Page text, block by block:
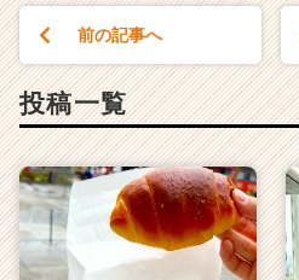
前の記事へ
投稿一覧